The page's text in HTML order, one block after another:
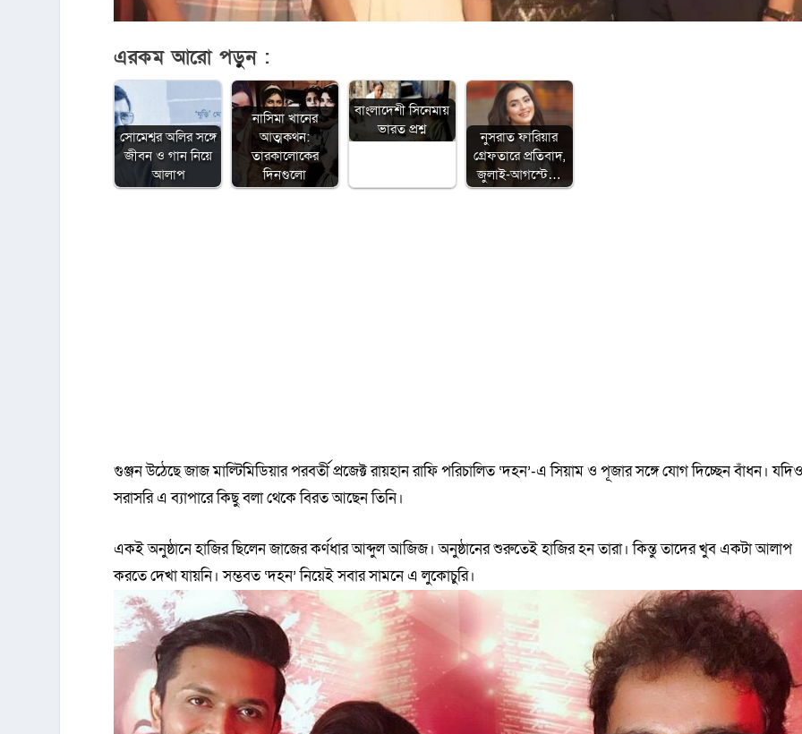
এরকম আরো পড়ুন :
সোমেশ্বর অলির সঙ্গে
জীবন ও গান নিয়ে
আলাপ
নাসিমা খানের
আত্মকথন:
তারকালোকের
দিনগুলো
বাংলাদেশী সিনেমায়
ভারত প্রশ্ন
নুসরাত ফারিয়ার
গ্রেফতারে প্রতিবাদ,
জুলাই-আগস্টে…
গুঞ্জন উঠেছে জাজ মাল্টিমিডিয়ার পরবর্তী প্রজেক্ট রায়হান রাফি পরিচালিত ‘দহন’-এ সিয়াম ও পূজার সঙ্গে যোগ দিচ্ছেন বাঁধন।
সরাসরি এ ব্যাপারে কিছু বলা থেকে বিরত আছেন তিনি।
একই অনুষ্ঠানে হাজির ছিলেন জাজের কর্ণধার আব্দুল আজিজ। অনুষ্ঠানের শুরুতেই হাজির হন তারা। কিন্তু তাদের খুব একটা আলাপ
করতে দেখা যায়নি। সম্ভবত ‘দহন’ নিয়েই সবার সামনে এ লুকোচুরি।